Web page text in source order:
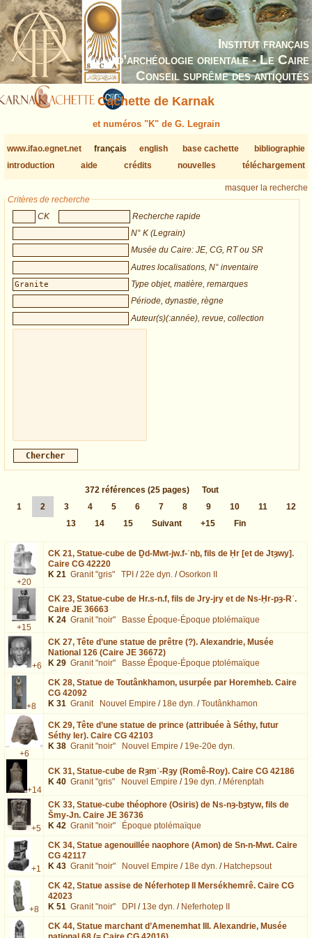
Institut français
d’archéologie orientale - Le Caire
Conseil suprême des antiquités
Cachette de Karnak
et numéros "K" de G. Legrain
www.ifao.egnet.net français english base cachette
bibliographie
introduction
aide crédits nouvelles téléchargement
masquer la recherche
Critères de recherche
CK
Recherche rapide
N° K (Legrain)
Musée du Caire: JE, CG, RT ou SR
Autres localisations, N° inventaire
Type objet, matière, remarques
Période, dynastie, règne
Auteur(s)(:année), revue, collection
372 références (25 pages)
Tout
1
2 3 4 5 6 7 8 9 10 11
12
13
14 15 Suivant +15 Fin
+20
CK 21, Statue-cube de Ḏd-Mwt-jw.f-ʿnḫ, fils de Ḥr [et de Jtȝwy].
Caire CG 42220
K 21 Granit "gris" TPI /22e dyn. /Osorkon II
+15
CK 23, Statue-cube de Hr.s-n.f, fils de Jry-jry et de Ns-Ḥr-pȝ-Rʿ.
Caire JE 36663
K 24 Granit "noir" Basse Époque-Époque ptolémaïque
+6
CK 27, Tête d’une statue de prêtre (?). Alexandrie, Musée
National 126 (Caire JE 36672)
K 29 Granit "noir" Basse Époque-Époque ptolémaïque
+8
CK 28, Statue de Toutânkhamon, usurpée par Horemheb. Caire
CG 42092
K 31 Granit Nouvel Empire / 18e dyn. /Toutânkhamon
+6
CK 29, Tête d’une statue de prince (attribuée à Séthy, futur
Séthy Ier). Caire CG 42103
K 38 Granit "noir" Nouvel Empire / 19e-20e dyn.
+14
CK 31, Statue-cube de Rȝmʿ-Rȝy (Romê-Roy). Caire CG 42186
K 40 Granit "gris" Nouvel Empire / 19e dyn. / Mérenptah
+5
CK 33, Statue-cube théophore (Osiris) de Ns-nȝ-ḫȝtyw, fils de
Šmy-Jn. Caire JE 36736
K 42 Granit "noir" Époque ptolémaïque
+1
CK 34, Statue agenouillée naophore (Amon) de Sn-n-Mwt. Caire
CG 42117
K 43 Granit "noir" Nouvel Empire / 18e dyn. / Hatchepsout
+8
CK 42, Statue assise de Néferhotep II Mersékhemrê. Caire CG
42023
K 51 Granit "noir" DPI / 13e dyn. / Neferhotep II
CK 44, Statue marchant d’Amenemhat III. Alexandrie, Musée